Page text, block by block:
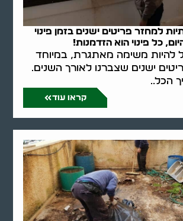
למחזר פריטים ישנים בזמן פינוי
כל פינוי הוא הזדמנות!
להיות משימה מאתגרת, במיוחד
ישנים שצברנו לאורך השנים.
הכל..
קראו עוד